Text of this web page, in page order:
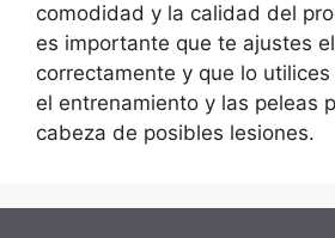
comodidad y la calidad del
es importante que te ajustes
correctamente y que lo
el entrenamiento y las peleas
cabeza de posibles lesiones.